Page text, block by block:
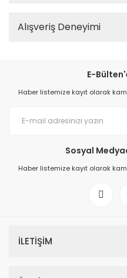
Alışveriş Deneyimi
E-
Haber listemize kayıt olarak
Sosyal
Haber listemize kayıt olarak
İLETİŞİM